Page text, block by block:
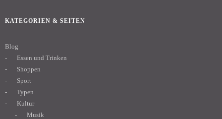
KATEGORIEN & SEITEN
Blog
Essen und Trinken
Shoppen
Sport
Typen
Kultur
Musik